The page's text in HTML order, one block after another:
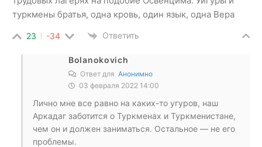
туркмены братья, одна кровь, один язык, одна Вера
23 -34 Ответить
Bolanokovich
Ответ для Анонимно
03 февраля 2022 14:00
Лично мне все равно на каких-то угуров, наш
Аркадаг заботится о Туркменах и Туркменистане,
чем он и должен заниматься. Остальное — не его
проблемы.